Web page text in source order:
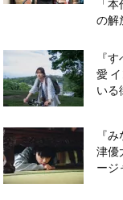
「
の解
『
愛
いる
『
津優
ージ